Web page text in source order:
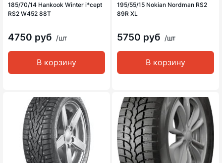
185/70/14 Hankook Winter i*cept
RS2 W452 88T
4750 руб /шт
В корзину
195/55/15 Nokian Nordman RS2
89R XL
5750 руб /шт
В корзину